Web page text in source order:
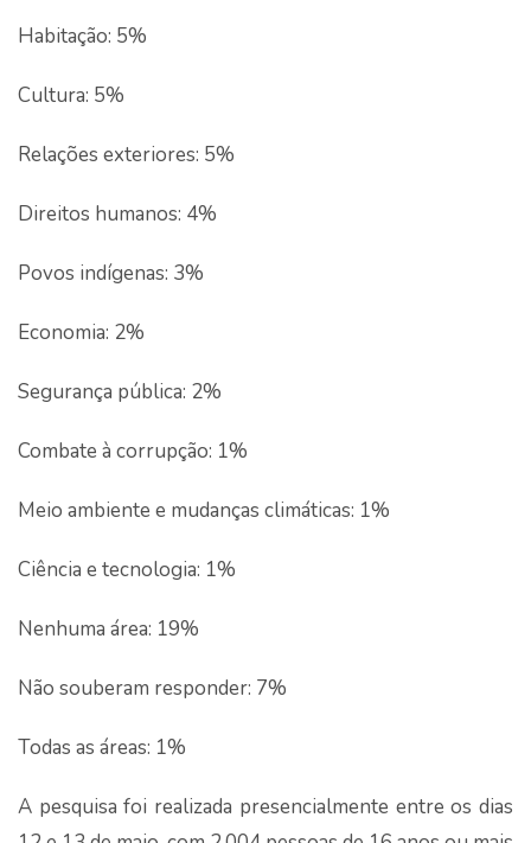
Habitação: 5%
Cultura: 5%
Relações exteriores: 5%
Direitos humanos: 4%
Povos indígenas: 3%
Economia: 2%
Segurança pública: 2%
Combate à corrupção: 1%
Meio ambiente e mudanças climáticas: 1%
Ciência e tecnologia: 1%
Nenhuma área: 19%
Não souberam responder: 7%
Todas as áreas: 1%
A pesquisa foi realizada presencialmente entre os dias